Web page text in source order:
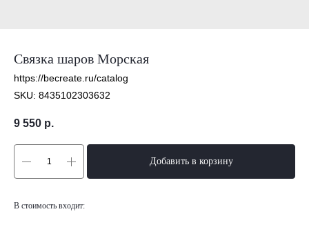
Связка шаров Морская
https://becreate.ru/catalog
SKU: 8435102303632
9 550 р.
Добавить в корзину
В стоимость входит: